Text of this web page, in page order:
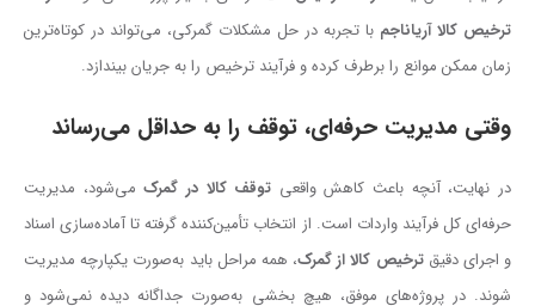
ترخیص کالا آریاناجم با تجربه در حل مشکلات گمرکی، می‌تواند در کوتاه‌ترین
زمان ممکن موانع را برطرف کرده و فرآیند ترخیص را به جریان بیندازد.
وقتی مدیریت حرفه‌ای، توقف را به حداقل می‌رساند
در نهایت، آنچه باعث کاهش واقعی توقف کالا در گمرکمی‌شود، مدیریت
حرفه‌ای کل فرآیند واردات است. از انتخاب تأمین‌کننده گرفته تا آماده‌سازی اسناد
و اجرای دقیقترخیص کالا از گمرک، همه مراحل باید به‌صورت یکپارچه مدیریت
شوند. در پروژه‌های موفق، هیچ بخشی به‌صورت جداگانه دیده نمی‌شود و